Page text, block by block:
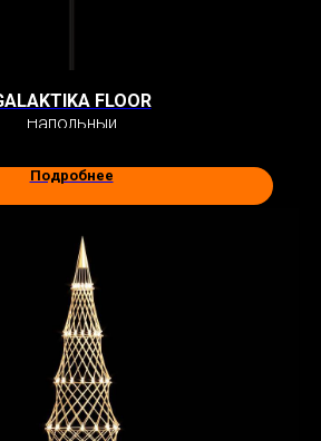
FLOOR
Напольный
Подробнее